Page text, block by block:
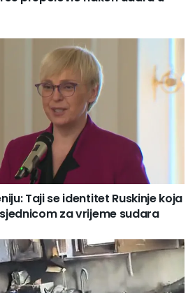
Taji se identitet Ruskinje koja
za vrijeme sudara